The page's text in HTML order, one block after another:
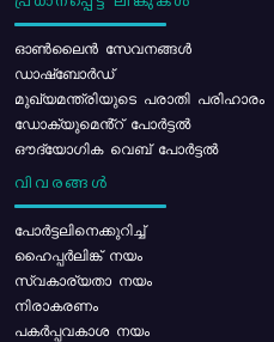
ഓൺലൈൻ സേവനങ്ങൾ
ഡാഷ്ബോർഡ്
മുഖ്യമന്ത്രിയുടെ പരാതി പരിഹാരം
ഡോക്യുമെൻ്റ് പോർട്ടൽ
ഔദ്യോഗിക വെബ് പോർട്ടൽ
വിവരങ്ങൾ
പോര്‍ട്ടലിനെക്കുറിച്ച്
ഹൈപ്പർലിങ്ക് നയം
സ്വകാര്യതാ നയം
നിരാകരണം
പകർപ്പവകാശ നയം